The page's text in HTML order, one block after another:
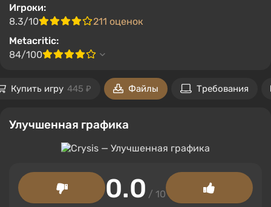
Игроки:
8.3/10
211 оценок
Metacritic:
84/100
Купить игру 445 ₽ Файлы Требования
Улучшенная графика
0.0 / 10